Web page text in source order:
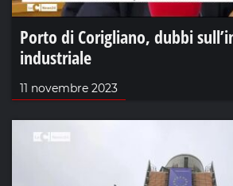
Porto di Corigliano, dubbi
industriale
11 novembre 2023